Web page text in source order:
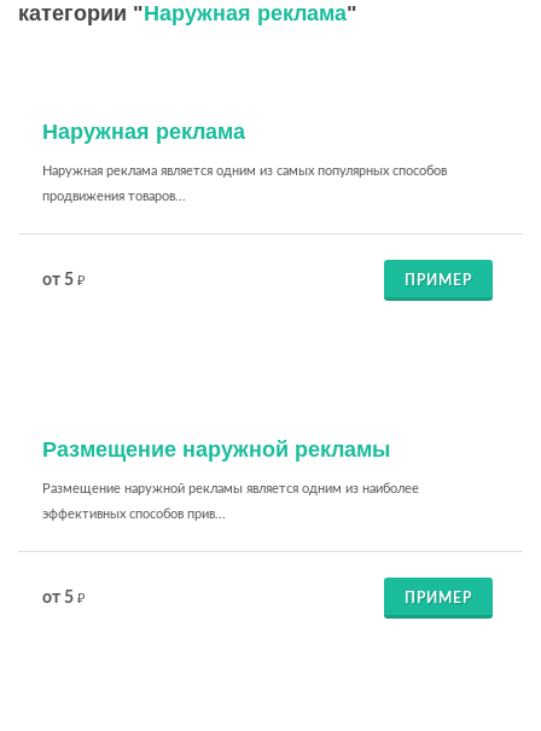
категории "Наружная реклама"
Наружная реклама
Наружная реклама является одним из самых популярных способов
продвижения товаров...
от 5 ₽ ПРИМЕР
Размещение наружной рекламы
Размещение наружной рекламы является одним из наиболее
эффективных способов прив...
от 5 ₽ ПРИМЕР